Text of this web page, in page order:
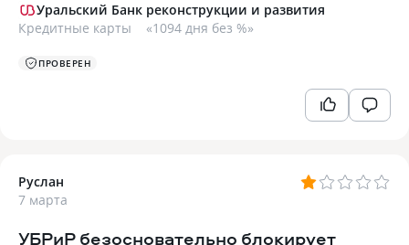
Уральский Банк реконструкции и развития
Кредитные карты
«1094 дня без %»
ПРОВЕРЕН
Руслан
7 марта
УБРиР безосновательно блокирует